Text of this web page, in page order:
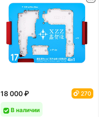
18 000 ₽ 270
В наличии